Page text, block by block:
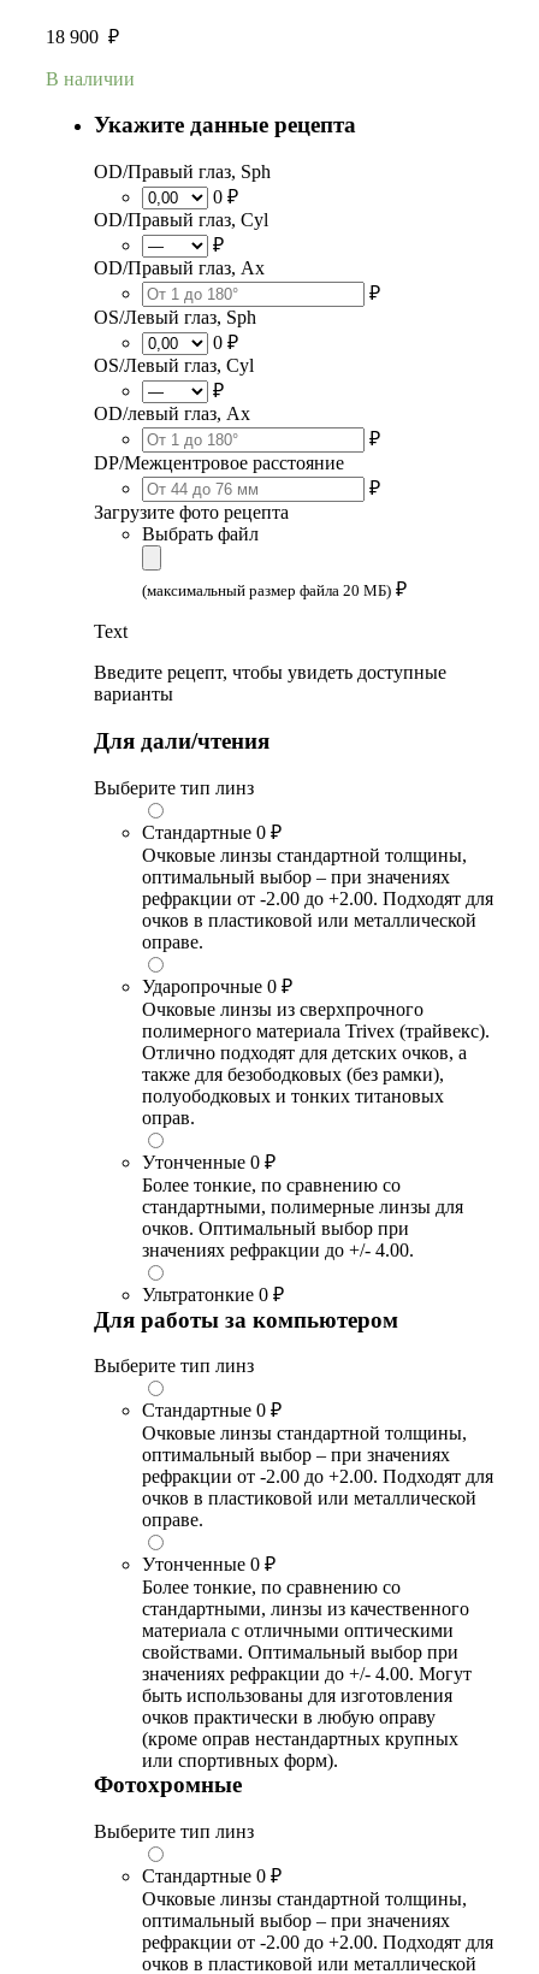
18 900 ₽
В наличии
Укажите данные рецепта
OD/Правый глаз, Sph
0 ₽
OD/Правый глаз, Cyl
₽
OD/Правый глаз, Ax
₽
OS/Левый глаз, Sph
0 ₽
OS/Левый глаз, Cyl
₽
OD/левый глаз, Ax
₽
DP/Межцентровое расстояние
₽
Загрузите фото рецепта
Выбрать файл
(максимальный размер файла 20 МБ) ₽
Text
Введите рецепт, чтобы увидеть доступные
варианты
Для дали/чтения
Выберите тип линз
Стандартные 0 ₽
Очковые линзы стандартной толщины,
оптимальный выбор – при значениях
рефракции от -2.00 до +2.00. Подходят для
очков в пластиковой или металлической
оправе.
Ударопрочные 0 ₽
Очковые линзы из сверхпрочного
полимерного материала Trivex (трайвекс).
Отлично подходят для детских очков, а
также для безободковых (без рамки),
полуободковых и тонких титановых
оправ.
Утонченные 0 ₽
Более тонкие, по сравнению со
стандартными, полимерные линзы для
очков. Оптимальный выбор при
значениях рефракции до +/- 4.00.
Ультратонкие 0 ₽
Для работы за компьютером
Выберите тип линз
Стандартные 0 ₽
Очковые линзы стандартной толщины,
оптимальный выбор – при значениях
рефракции от -2.00 до +2.00. Подходят для
очков в пластиковой или металлической
оправе.
Утонченные 0 ₽
Более тонкие, по сравнению со
стандартными, линзы из качественного
материала с отличными оптическими
свойствами. Оптимальный выбор при
значениях рефракции до +/- 4.00. Могут
быть использованы для изготовления
очков практически в любую оправу
(кроме оправ нестандартных крупных
или спортивных форм).
Фотохромные
Выберите тип линз
Стандартные 0 ₽
Очковые линзы стандартной толщины,
оптимальный выбор – при значениях
рефракции от -2.00 до +2.00. Подходят для
очков в пластиковой или металлической